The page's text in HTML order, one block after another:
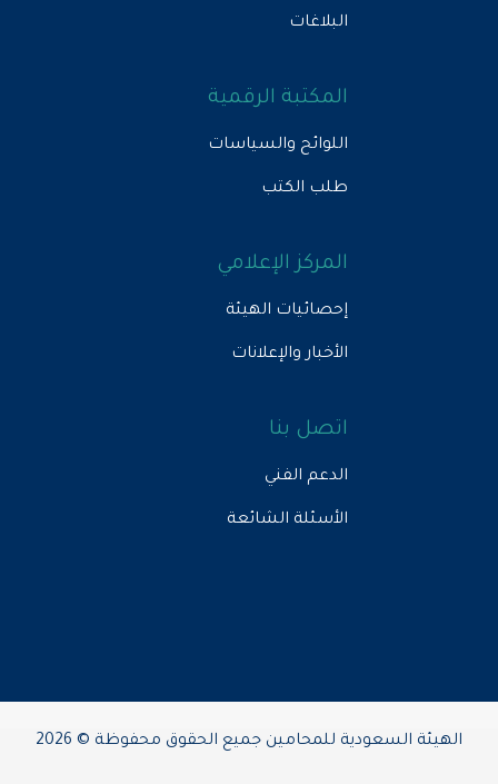
البلاغات
المكتبة الرقمية
اللوائح والسياسات
طلب الكتب
المركز الإعلامي
إحصائيات الهيئة
الأخبار والإعلانات
اتصل بنا
الدعم الفني
الأسئلة الشائعة
الهيئة السعودية للمحامين جميع الحقوق محفوظة © 2026